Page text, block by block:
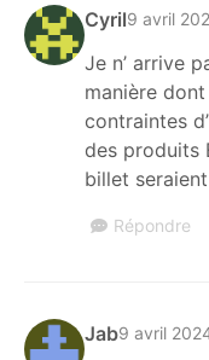
Cyril9 avril
Je n’ arrive
manière
contraintes
des produits
billet
Répondre
Jab9 avril